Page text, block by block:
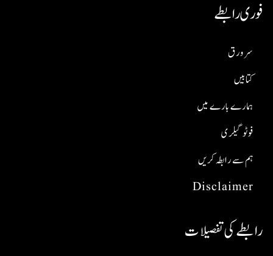
فوری رابطے
Disclaimer
ہم سے رابطہ کریں
فوٹو گیلری
ہمارے بارے میں
کتابیں
سر ورق
رابطے کی تفصیلات